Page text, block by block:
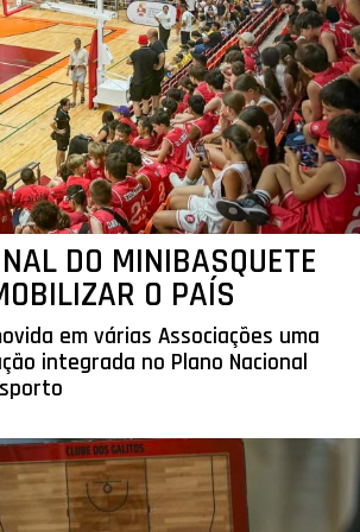
DO MINIBASQUETE
O PAÍS
em várias Associações uma
integrada no Plano Nacional